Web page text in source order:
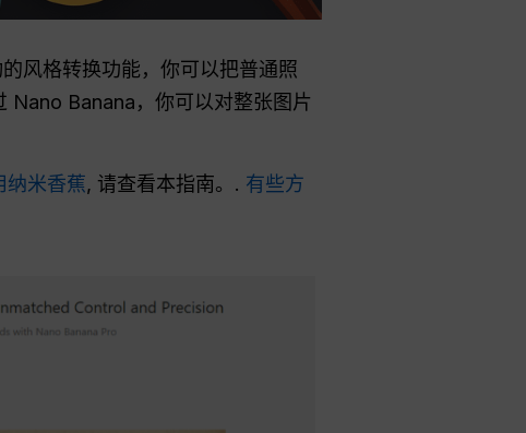
风格转换功能，你可以把普通照
Nano Banana，你可以对整张图片
纳米香蕉, 请查看本指南。. 有些方